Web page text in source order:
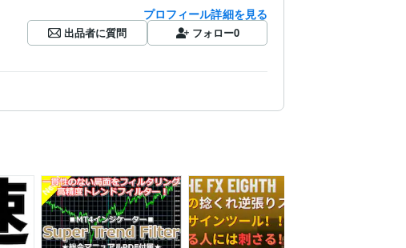
プロフィール詳細を見る
出品者に質問 フォロー0